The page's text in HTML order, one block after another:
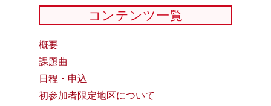
コンテンツ一覧
概要
課題曲
日程・申込
初参加者限定地区について